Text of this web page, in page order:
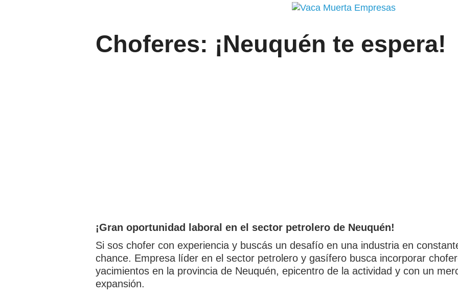
Choferes: ¡Neuquén te espera!
¡Gran oportunidad laboral en el sector petrolero de Neuquén!
Si sos chofer con experiencia y buscás un desafío en una industria en
chance. Empresa líder en el sector petrolero y gasífero busca incorporar
yacimientos en la provincia de Neuquén, epicentro de la actividad y con un
expansión.